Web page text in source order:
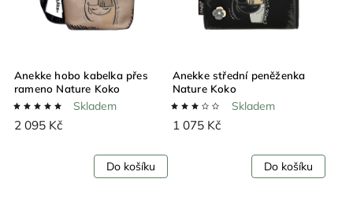
Anekke hobo kabelka přes
rameno Nature Koko
Skladem
2 095 Kč
Do košíku
Anekke střední peněženka
Nature Koko
Skladem
1 075 Kč
Do košíku